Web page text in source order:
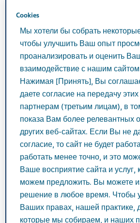
занятия спортом повышают
организма, укрепляют мышцы,
веществ, а также способствуют
эндорфинов, от которых зависит
психологическое состояние
.
Хотя мигрень накладывает
ограничения на спортивные
виды активностей даже могут
дополнительным
приступа, соблюдая несколько
можно избежать неприятных
Эндорфины – группа химических
которые естественным путем
нейронах головного мозга и
способностью уменьшать боль и
эмоциональное состояние
Cookies
Мы хотели бы собрать
чтобы улучшить Ваш опыт
проанализировать и оценить
взаимодействие с нашим
Нажимая [Принять], Вы
даете согласие на передачу
партнерам (третьим лицам), в
показа Вам более релевантных
других веб-сайтах. Если Вы не
согласие, то сайт не будет
работать менее точно, и это
Ваше восприятие сайта и
можем предложить. Вы можете
решение в любое время. Чтобы
Ваших правах, нашей практике,
которые мы собираем, и наших